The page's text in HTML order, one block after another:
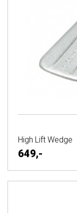
High Lift Wedge
649,-